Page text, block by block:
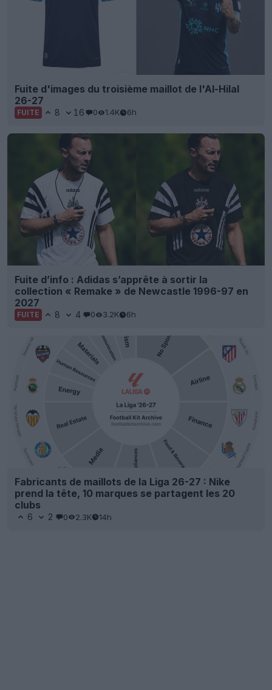
Fuite d'images du troisième maillot de l'Al-Hilal
26-27
FUITE 8 16 0 1.4K 6h
Fuite d’info : Adidas s’apprête à sortir la
collection « Remake » de Newcastle 1996-97 en
2027
FUITE 8 4 0 3.2K 6h
Fabricants de maillots de la Liga 26-27 : Nike
prend la tête, 10 marques se partagent les 20
clubs
6 2 0 2.3K 14h